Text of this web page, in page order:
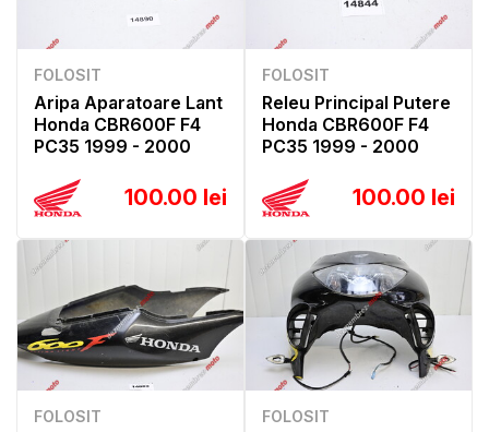
FOLOSIT
Aripa Aparatoare Lant
Honda CBR600F F4
PC35 1999 - 2000
100.00 lei
FOLOSIT
Releu Principal Putere
Honda CBR600F F4
PC35 1999 - 2000
100.00 lei
FOLOSIT FOLOSIT